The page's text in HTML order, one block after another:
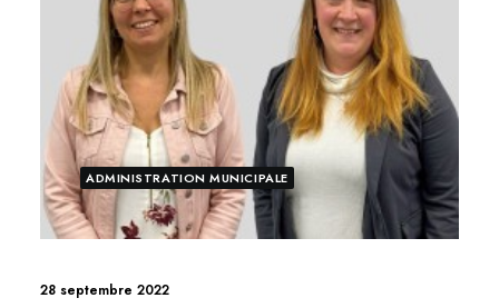
ADMINISTRATION MUNICIPALE
28 septembre 2022